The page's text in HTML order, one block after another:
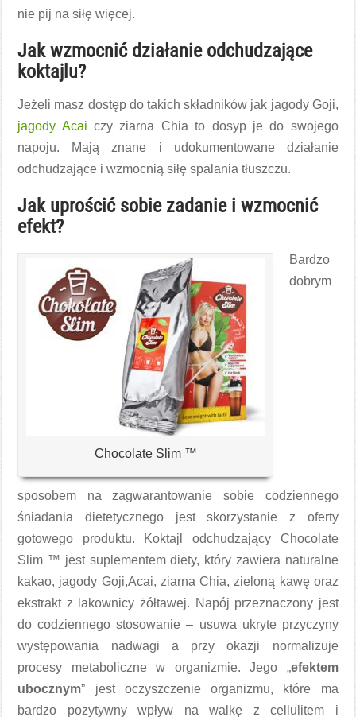
nie pij na siłę więcej.
Jak wzmocnić działanie odchudzające
koktajlu?
Jeżeli masz dostęp do takich składników jak jagody Goji,
jagody Acai czy ziarna Chia to dosyp je do swojego
napoju. Mają znane i udokumentowane działanie
odchudzające i wzmocnią siłę spalania tłuszczu.
Jak uprościć sobie zadanie i wzmocnić
efekt?
Chocolate Slim ™
Bardzo
dobrym
sposobem na zagwarantowanie sobie codziennego
śniadania dietetycznego jest skorzystanie z oferty
gotowego produktu. Koktajl odchudzający Chocolate
Slim ™ jest suplementem diety, który zawiera naturalne
kakao, jagody Goji,Acai, ziarna Chia, zieloną kawę oraz
ekstrakt z lakownicy żółtawej. Napój przeznaczony jest
do codziennego stosowanie – usuwa ukryte przyczyny
występowania nadwagi a przy okazji normalizuje
procesy metaboliczne w organizmie. Jego „efektem
ubocznym” jest oczyszczenie organizmu, które ma
bardzo pozytywny wpływ na walkę z cellulitem i